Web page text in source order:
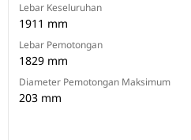
Lebar Keseluruhan
1911 mm
Lebar Pemotongan
1829 mm
Diameter Pemotongan Maksimum
203 mm